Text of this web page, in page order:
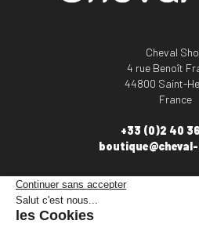
Cheval
4 rue Benoît
44800 Saint-
France
+33 (0)2 40